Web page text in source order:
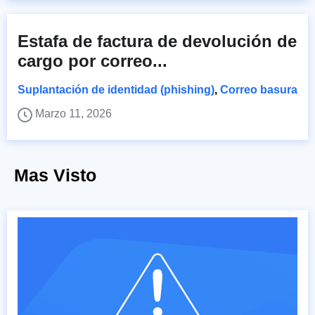
Estafa de factura de devolución de
cargo por correo...
Suplantación de identidad (phishing), Correo basura
Marzo 11, 2026
Mas Visto